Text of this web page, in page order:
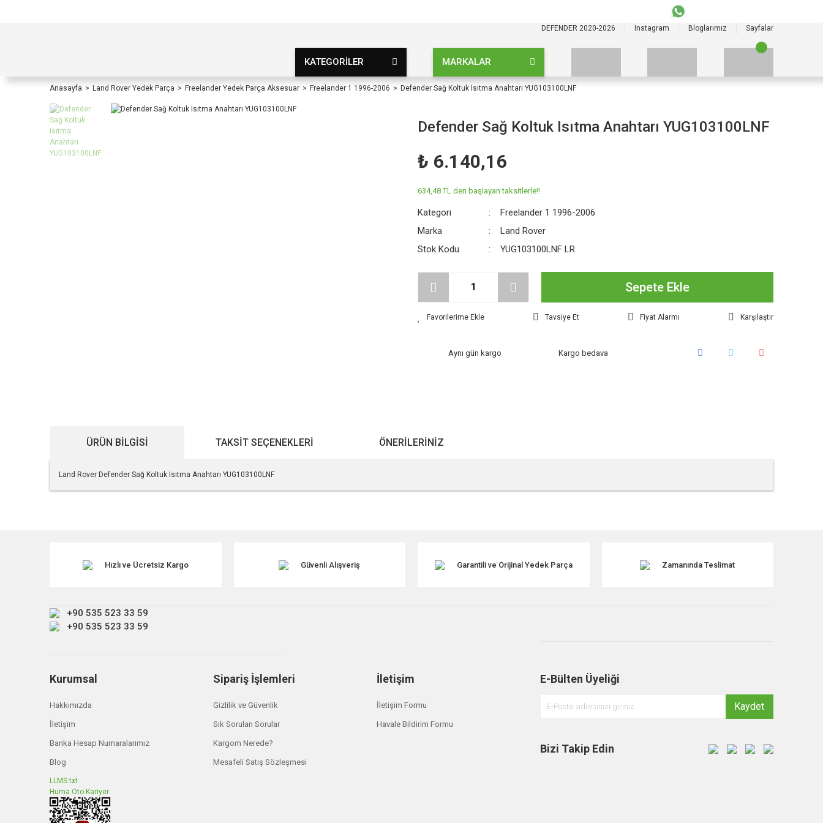
DEFENDER 2020-2026 Instagram Bloglarımız Sayfalar
KATEGORİLER MARKALAR
Anasayfa Land Rover Yedek Parça Freelander Yedek Parça Aksesuar Freelander 1 1996-2006 Defender Sağ Koltuk Isıtma Anahtarı YUG103100LNF
Defender Sağ Koltuk Isıtma Anahtarı YUG103100LNF
₺ 6.140,16
634,48 TL den başlayan taksitlerle!!
Kategori
Freelander 1 1996-2006
Marka
Land Rover
Stok Kodu
YUG103100LNF LR
Sepete Ekle
Tavsiye Et Fiyat Alarmı Karşılaştır
Aynı gün kargo Kargo bedava
ÜRÜN BILGISI TAKSIT SEÇENEKLERI ÖNERILERINIZ
Land Rover Defender Sağ Koltuk Isıtma Anahtarı YUG103100LNF
Ürün açıklamasında eksik bilgiler bulunuyor.
Bu ürüne benzer farklı alternatifler olmalı.
Hızlı ve Ücretsiz Kargo Güvenli Alışveriş Garantili ve Orijinal Yedek Parça Zamanında Teslimat
+90 535 523 33 59
+90 535 523 33 59
Kurumsal
Hakkımızda
İletişim
Banka Hesap Numaralarımız
Blog
LLMS.txt
Huma Oto Kariyer
Sipariş İşlemleri
Gizlilik ve Güvenlik
Sık Sorulan Sorular
Kargom Nerede?
Mesafeli Satış Sözleşmesi
İletişim
İletişim Formu
Havale Bildirim Formu
E-Bülten Üyeliği
Kaydet
Bizi Takip Edin